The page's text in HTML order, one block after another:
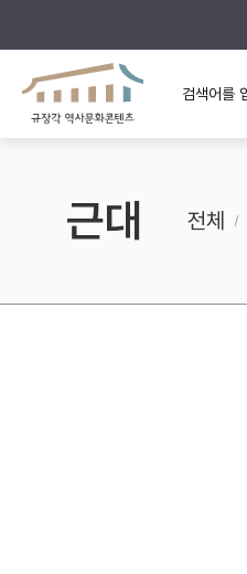
규장각의 어제와 오늘
규장각 소개영상
근대 전체